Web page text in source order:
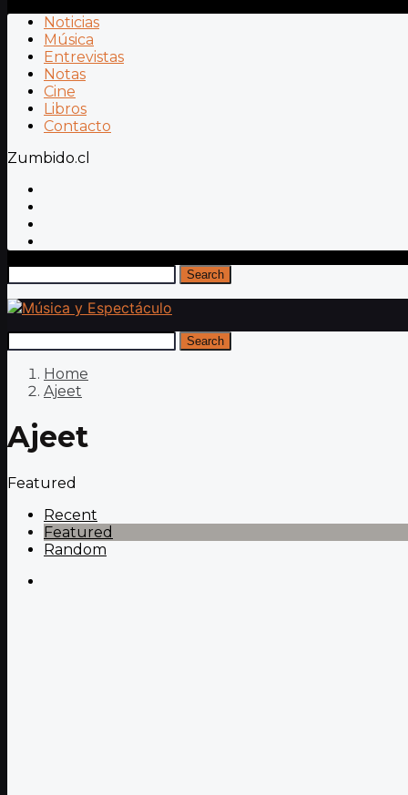
Noticias
Música
Entrevistas
Notas
Cine
Libros
Contacto
Zumbido.cl
Search
Search
Home
Ajeet
Ajeet
Featured
Recent
Featured
Random